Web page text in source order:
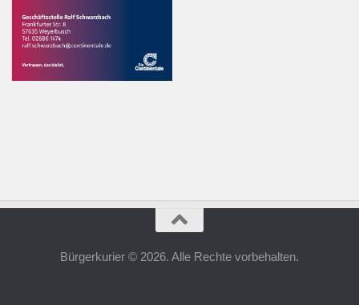
Bürgerkurier © 2026. Alle Rechte vorbehalten.